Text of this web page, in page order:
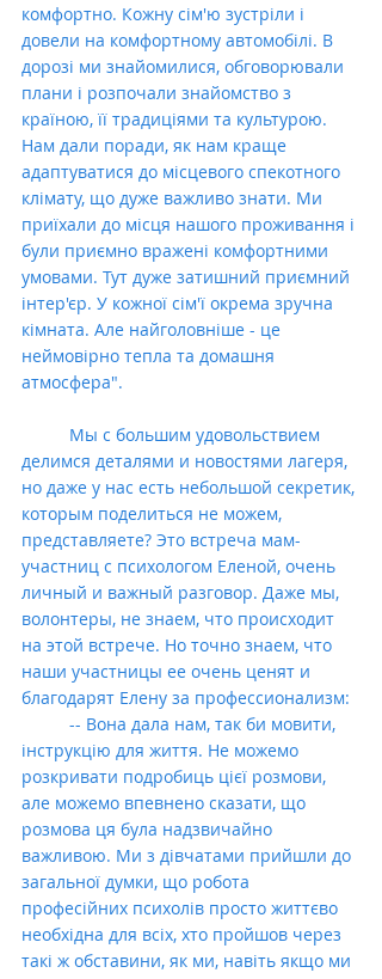
комфортно. Кожну сім'ю зустріли і
довели на комфортному автомобілі. В
дорозі ми знайомилися, обговорювали
плани і розпочали знайомство з
країною, її традиціями та культурою.
Нам дали поради, як нам краще
адаптуватися до місцевого спекотного
клімату, що дуже важливо знати. Ми
приїхали до місця нашого проживання і
були приємно вражені комфортними
умовами. Тут дуже затишний приємний
інтер'єр. У кожної сім'ї окрема зручна
кімната. Але найголовніше - це
неймовірно тепла та домашня
атмосфера".
делимся деталями и новостями лагеря,
но даже у нас есть небольшой секретик,
которым поделиться не можем,
представляете? Это встреча мам-
участниц с психологом Еленой, очень
личный и важный разговор. Даже мы,
волонтеры, не знаем, что происходит
на этой встрече. Но точно знаем, что
наши участницы ее очень ценят и
благодарят Елену за профессионализм:
інструкцію для життя. Не можемо
розкривати подробиць цієї розмови,
але можемо впевнено сказати, що
розмова ця була надзвичайно
важливою. Ми з дівчатами прийшли до
загальної думки, що робота
професійних психолів просто життєво
необхідна для всіх, хто пройшов через
такі ж обставини, як ми, навіть якщо ми